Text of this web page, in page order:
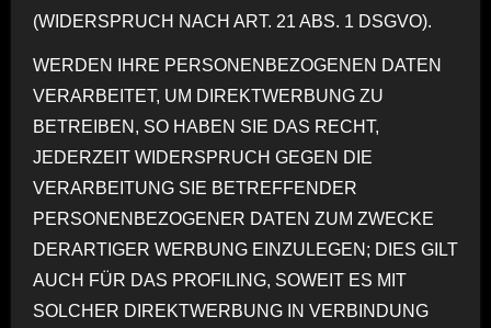
(WIDERSPRUCH NACH ART. 21 ABS. 1 DSGVO).
WERDEN IHRE PERSONENBEZOGENEN DATEN
VERARBEITET, UM DIREKTWERBUNG ZU
BETREIBEN, SO HABEN SIE DAS RECHT,
JEDERZEIT WIDERSPRUCH GEGEN DIE
VERARBEITUNG SIE BETREFFENDER
PERSONENBEZOGENER DATEN ZUM ZWECKE
DERARTIGER WERBUNG EINZULEGEN; DIES GILT
AUCH FÜR DAS PROFILING, SOWEIT ES MIT
SOLCHER DIREKTWERBUNG IN VERBINDUNG